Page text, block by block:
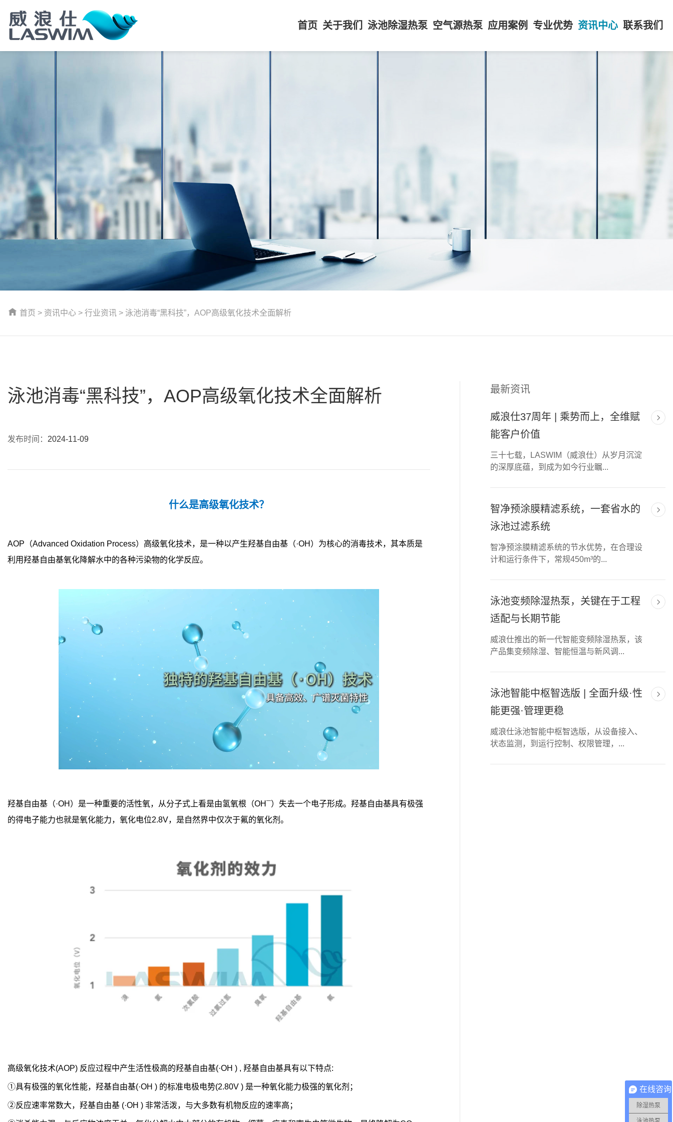
首页 关于我们 泳池除湿热泵 空气源热泵 应用案例 专业优势 资讯中心 联系我们
首页 > 资讯中心 > 行业资讯 > 泳池消毒“黑科技”，AOP高级氧化技术全面解析
泳池消毒“黑科技”，AOP高级氧化技术全面解析
发布时间： 2024-11-09
什么是高级氧化技术？
AOP（Advanced Oxidation Process）高级氧化技术，是一种以产生羟基自由基（·OH）为核心的消毒技术，其本质是
利用羟基自由基氧化降解水中的各种污染物的化学反应。
羟基自由基（·OH）是一种重要的活性氧，从分子式上看是由氢氧根（OH¯）失去一个电子形成。羟基自由基具有极强
的得电子能力也就是氧化能力，氧化电位2.8V，是自然界中仅次于氟的氧化剂。
高级氧化技术(AOP) 反应过程中产生活性极高的羟基自由基(·OH ) , 羟基自由基具有以下特点:
①具有极强的氧化性能，羟基自由基(·OH ) 的标准电极电势(2.80V ) 是一种氧化能力极强的氧化剂；
②反应速率常数大，羟基自由基 (·OH ) 非常活泼，与大多数有机物反应的速率高；
最新资讯
威浪仕37周年 | 乘势而上，全维赋
能客户价值
三十七载，LASWIM（威浪仕）从岁月沉淀
的深厚底蕴，到成为如今行业瞩...
智净预涂膜精滤系统，一套省水的
泳池过滤系统
智净预涂膜精滤系统的节水优势，在合理设
计和运行条件下，常规450m³的...
泳池变频除湿热泵，关键在于工程
适配与长期节能
威浪仕推出的新一代智能变频除湿热泵，该
产品集变频除湿、智能恒温与新风调...
泳池智能中枢智选版 | 全面升级·性
能更强·管理更稳
威浪仕泳池智能中枢智选版，从设备接入、
状态监测，到运行控制、权限管理，...
在线咨询
除湿热泵